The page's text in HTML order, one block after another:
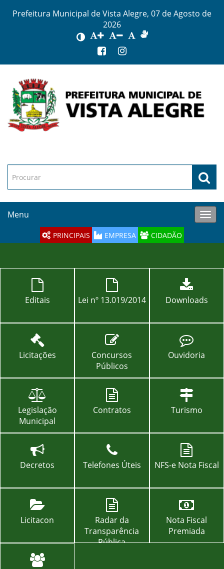
Prefeitura Municipal de Vista Alegre, 07 de Agosto de
2026
Menu
PRINCIPAIS EMPRESA CIDADÃO
Editais Lei nº 13.019/2014 Downloads
Licitações
Concursos
Públicos
Ouvidoria
Legislação
Municipal
Contratos Turismo
Decretos Telefones Úteis NFS-e Nota Fiscal
Licitacon
Radar da
Transparência
Pública
Nota Fiscal
Premiada